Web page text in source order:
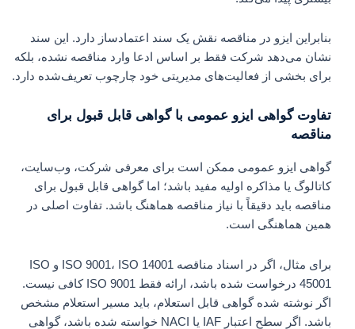
بنابراین ایزو در مناقصه نقش یک سند اعتمادساز دارد. این سند
نشان می‌دهد شرکت فقط بر اساس ادعا وارد مناقصه نشده، بلکه
برای بخشی از فعالیت‌های مدیریتی خود چارچوب تعریف‌شده دارد.
تفاوت گواهی ایزو عمومی با گواهی قابل قبول برای
مناقصه
گواهی ایزو عمومی ممکن است برای معرفی شرکت، وب‌سایت،
کاتالوگ یا مذاکره اولیه مفید باشد؛ اما گواهی قابل قبول برای
مناقصه باید دقیقاً با نیاز مناقصه هماهنگ باشد. تفاوت اصلی در
همین هماهنگی است.
برای مثال، اگر در اسناد مناقصه ISO 9001، ISO 14001 و ISO
45001 درخواست شده باشد، ارائه فقط ISO 9001 کافی نیست.
اگر نوشته شده گواهی قابل استعلام، باید مسیر استعلام مشخص
باشد. اگر سطح اعتبار IAF یا NACI خواسته شده باشد، گواهی